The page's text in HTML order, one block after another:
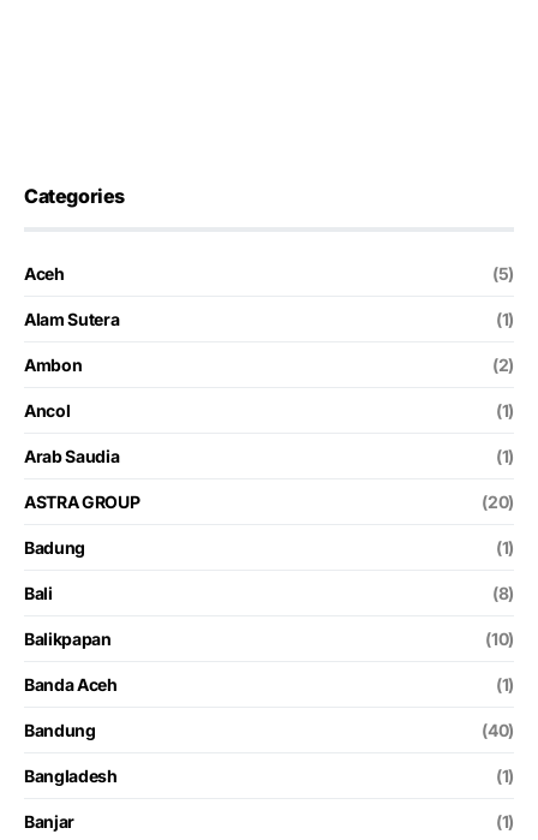
Categories
Aceh (5)
Alam Sutera (1)
Ambon (2)
Ancol (1)
Arab Saudia (1)
ASTRA GROUP (20)
Badung (1)
Bali (8)
Balikpapan (10)
Banda Aceh (1)
Bandung (40)
Bangladesh (1)
Banjar (1)